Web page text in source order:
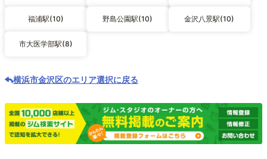
福浦駅(10) 野島公園駅(10) 金沢八景駅(10)
市大医学部駅(8)
横浜市金沢区のエリア選択に戻る